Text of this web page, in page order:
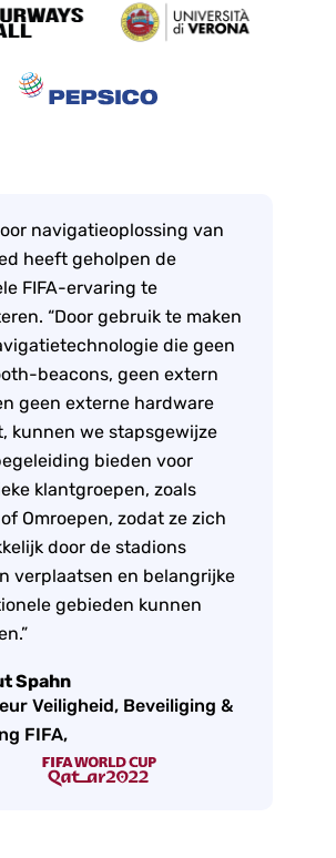
navigatieoplossing van
heeft geholpen de
FIFA-ervaring te
“Door gebruik te maken
die geen
beacons, geen extern
geen externe hardware
kunnen we stapsgewijze
bieden voor
klantgroepen, zoals
Omroepen, zodat ze zich
door de stadions
verplaatsen en belangrijke
gebieden kunnen
Spahn
Veiligheid, Beveiliging &
FIFA,